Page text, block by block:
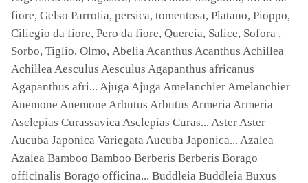
fiore, Gelso Parrotia, persica, tomentosa, Platano, Pioppo,
Ciliegio da fiore, Pero da fiore, Quercia, Salice, Sofora ,
Sorbo, Tiglio, Olmo, Abelia Acanthus Acanthus Achillea
Achillea Aesculus Aesculus Agapanthus africanus
Agapanthus afri... Ajuga Ajuga Amelanchier Amelanchier
Anemone Anemone Arbutus Arbutus Armeria Armeria
Asclepias Curassavica Asclepias Curas... Aster Aster
Aucuba Japonica Variegata Aucuba Japonica... Azalea
Azalea Bamboo Bamboo Berberis Berberis Borago
officinalis Borago officina... Buddleia Buddleia Buxus